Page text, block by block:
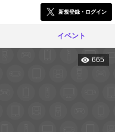
新規登録・ログイン
イベント
665